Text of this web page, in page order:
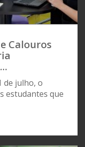
Calouros
de julho, o
estudantes que